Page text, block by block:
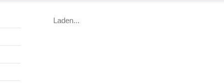
Laden...